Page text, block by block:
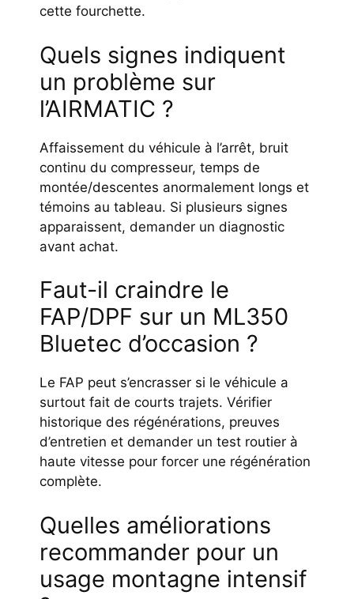
cette fourchette.
Quels signes indiquent
un problème sur
l’AIRMATIC ?
Affaissement du véhicule à l’arrêt, bruit
continu du compresseur, temps de
montée/descentes anormalement longs et
témoins au tableau. Si plusieurs signes
apparaissent, demander un diagnostic
avant achat.
Faut-il craindre le
FAP/DPF sur un ML350
Bluetec d’occasion ?
Le FAP peut s’encrasser si le véhicule a
surtout fait de courts trajets. Vérifier
historique des régénérations, preuves
d’entretien et demander un test routier à
haute vitesse pour forcer une régénération
complète.
Quelles améliorations
recommander pour un
usage montagne intensif